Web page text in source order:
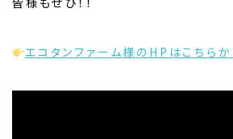
エコタンファーム様のHPはこちらか